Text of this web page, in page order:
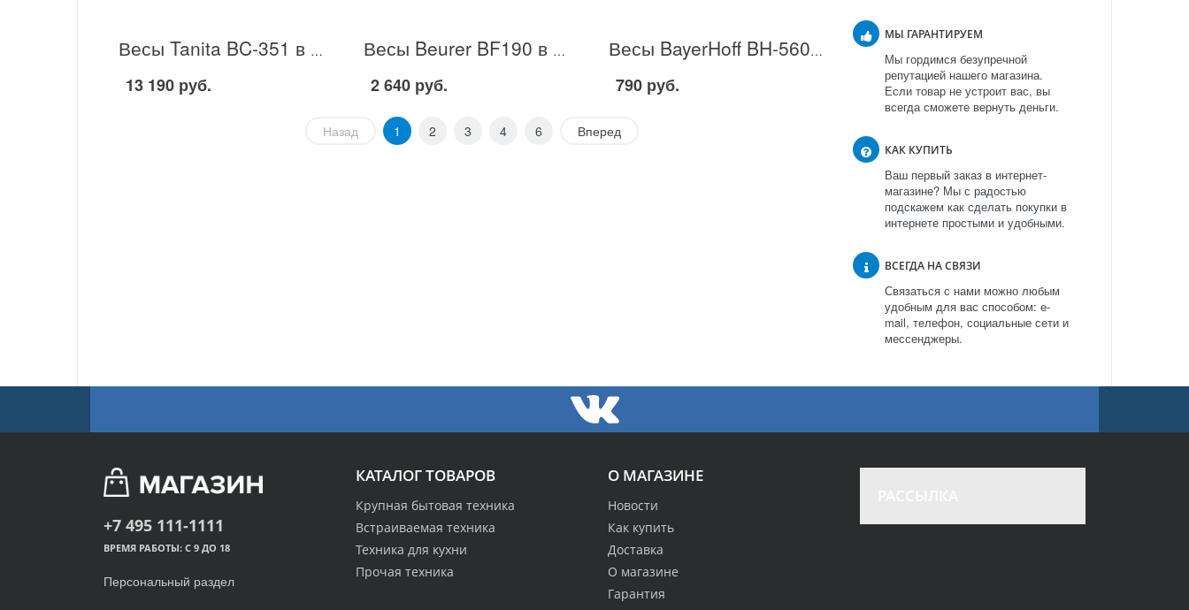
МЫ ГАРАНТИРУЕМ
Мы гордимся безупречной
репутацией нашего магазина.
Если товар не устроит вас, вы
всегда сможете вернуть деньги.
КАК КУПИТЬ
Ваш первый заказ в интернет-
магазине? Мы с радостью
подскажем как сделать покупки в
интернете простыми и удобными.
ВСЕГДА НА СВЯЗИ
Связаться с нами можно любым
удобным для вас способом: e-
mail, телефон, социальные сети и
мессенджеры.
Весы Tanita BC-351 в Москве
13 190 руб.
Весы Beurer BF190 в Москве
2 640 руб.
Весы BayerHoff BH-5609 в Москве
790 руб.
Назад 1 2 3 4 6 Вперед
О МАГАЗИНЕ
Новости
Как купить
Доставка
О магазине
Гарантия
КАТАЛОГ ТОВАРОВ
Крупная бытовая техника
Встраиваемая техника
Техника для кухни
Прочая техника
+7 495 111-1111
ВРЕМЯ РАБОТЫ: С 9 ДО 18
Персональный раздел